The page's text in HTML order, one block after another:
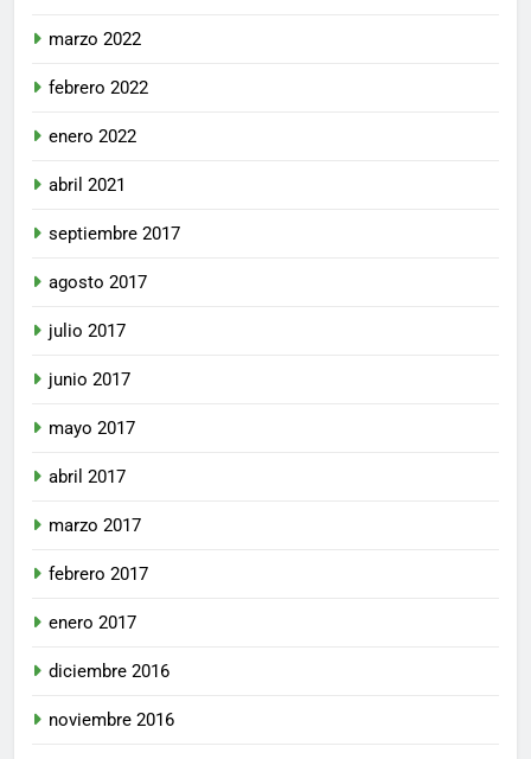
marzo 2022
febrero 2022
enero 2022
abril 2021
septiembre 2017
agosto 2017
julio 2017
junio 2017
mayo 2017
abril 2017
marzo 2017
febrero 2017
enero 2017
diciembre 2016
noviembre 2016